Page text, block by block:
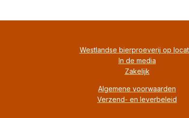
Westlandse bierproeverij op
In de media
Zakelijk
Algemene voorwaarden
Verzend- en leverbeleid